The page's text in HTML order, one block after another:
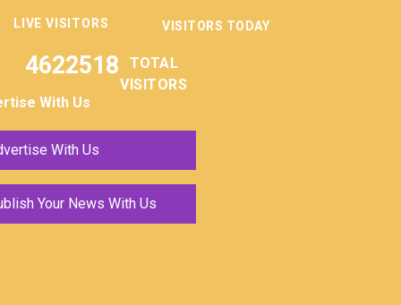
LIVE VISITORS VISITORS TODAY
4622518
TOTAL
VISITORS
With Us
With Us
Your News With Us